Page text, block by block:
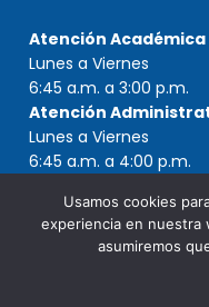
Atención Académica
Lunes a Viernes
6:45 a.m. a 3:00 p.m.
Atención
Lunes a Viernes
6:45 a.m. a 4:00 p.m.
Copyright © 2021
Usamos cookies
experiencia en nuestra
asumiremos